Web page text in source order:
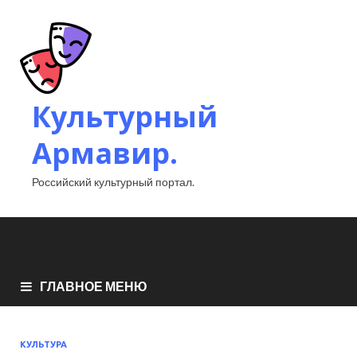
Культурный
Армавир.
Российский культурный портал.
ГЛАВНОЕ МЕНЮ
КУЛЬТУРА